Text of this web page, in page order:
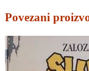
Povezani